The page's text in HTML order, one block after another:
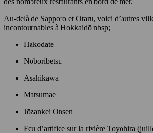
Au-delà de Sapporo et Otaru, voici d’autres
incontournables à Hokkaidō nbsp;
Hakodate
Noboribetsu
Asahikawa
Matsumae
Jōzankei Onsen
Feu d’artifice sur la rivière Toyohira